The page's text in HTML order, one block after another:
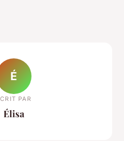
É
PAR
Élisa